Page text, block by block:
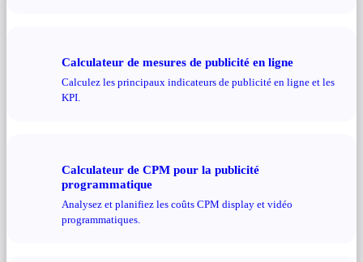
Calculateur de mesures de publicité en ligne
Calculez les principaux indicateurs de publicité en ligne et les
KPI.
Calculateur de CPM pour la publicité
programmatique
Analysez et planifiez les coûts CPM display et vidéo
programmatiques.